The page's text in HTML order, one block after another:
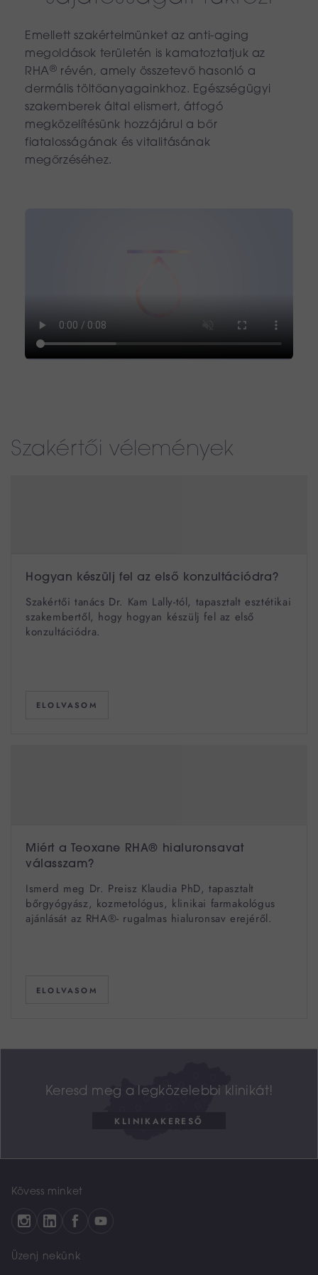
Emellett szakértelmünket az anti-aging
megoldások területén is kamatoztatjuk az
RHA® révén, amely összetevő hasonló a
dermális töltőanyagainkhoz. Egészségügyi
szakemberek által elismert, átfogó
megközelítésünk hozzájárul a bőr
fiatalosságának és vitalitásának
megőrzéséhez.
Szakértői vélemények
Hogyan készülj fel az első konzultációdra?
Szakértői tanács Dr. Kam Lally-tól, tapasztalt esztétikai
szakembertől, hogy hogyan készülj fel az első
konzultációdra.
ELOLVASOM
Miért a Teoxane RHA® hialuronsavat
válasszam?
Ismerd meg Dr. Preisz Klaudia PhD, tapasztalt
bőrgyógyász, kozmetológus, klinikai farmakológus
ajánlását az RHA®- rugalmas hialuronsav erejéről.
ELOLVASOM
Keresd meg a legközelebbi klinikát!
KLINIKAKERESŐ
Kövess minket
Üzenj nekünk